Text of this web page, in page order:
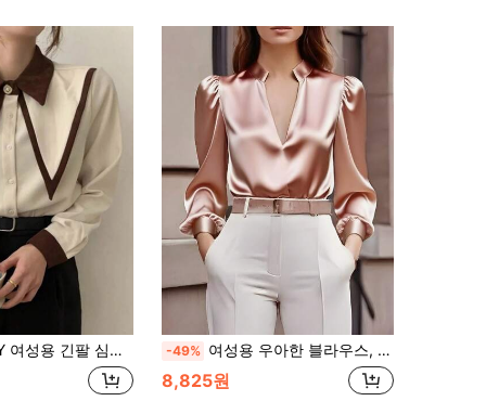
팔 심플 패션 캐주얼 데일리 셔츠 -49% 여성용 우아한 블라우스, 작은 V넥 스탠드 칼라 긴팔 새틴 셔츠, 더블 숄더 플리츠 디자인, 휴가와 출퇴근에 다용도
8,825원